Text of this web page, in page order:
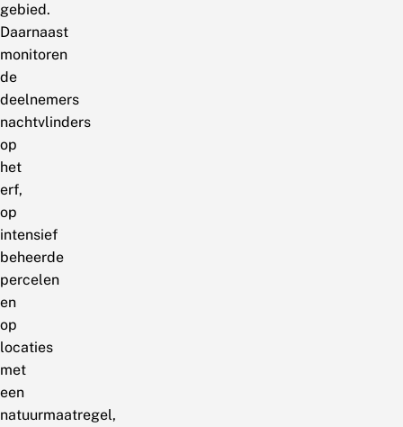
gebied.
Daarnaast
monitoren
de
deelnemers
nachtvlinders
op
het
erf,
op
intensief
beheerde
percelen
en
op
locaties
met
een
natuurmaatregel,